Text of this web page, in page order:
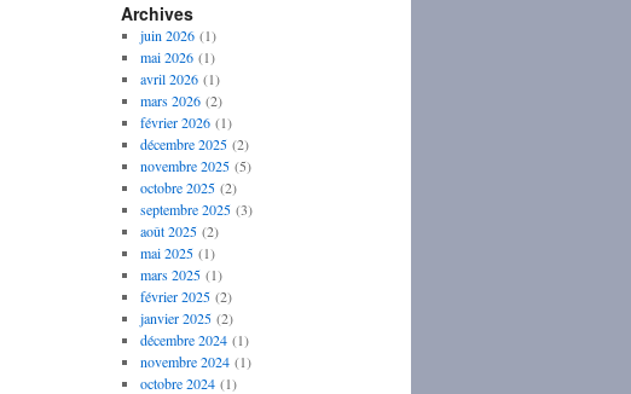
Archives
juin 2026(1)
mai 2026(1)
avril 2026(1)
mars 2026(2)
février 2026(1)
décembre 2025(2)
novembre 2025(5)
octobre 2025(2)
septembre 2025(3)
août 2025(2)
mai 2025(1)
mars 2025(1)
février 2025(2)
janvier 2025(2)
décembre 2024(1)
novembre 2024(1)
octobre 2024(1)